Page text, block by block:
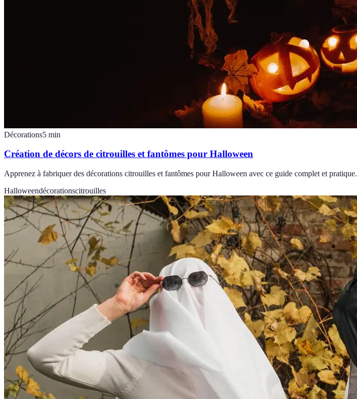
Décorations5 min
Création de décors de citrouilles et fantômes pour Halloween
Apprenez à fabriquer des décorations citrouilles et fantômes pour Halloween avec ce guide complet et pratique.
Halloweendécorationscitrouilles